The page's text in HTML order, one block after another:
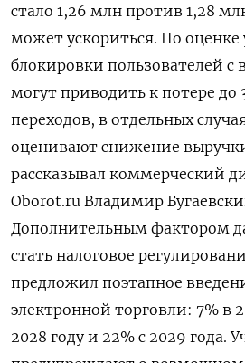
стало 1,26 млн против 1,28
может ускориться. По оценке
блокировки пользователей
могут приводить к потере до
переходов, в отдельных
оценивают снижение
рассказывал коммерческий
Oborot.ru Владимир
Дополнительным фактором
стать налоговое
предложил поэтапное
электронной торговли: 7% в
2028 году и 22% с 2029 года.